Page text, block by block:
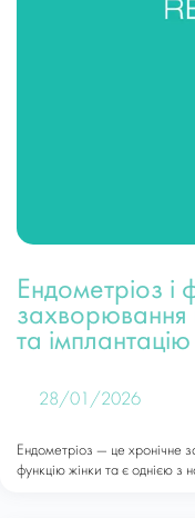
Ендометріоз і
захворювання
та
28/01/2026
Ендометріоз — це хронічне
функцію жінки та є однією з